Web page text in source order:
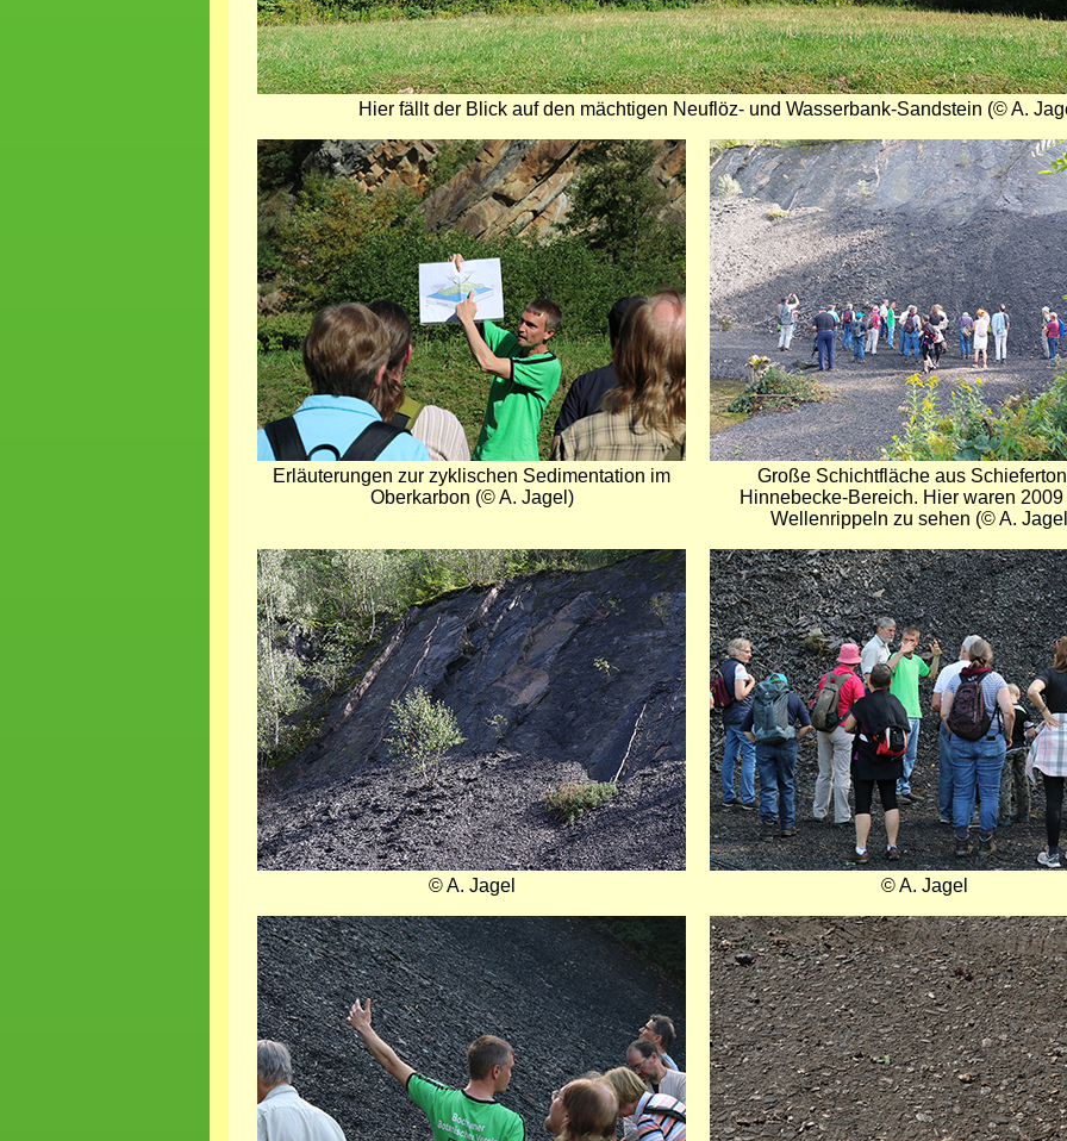
Hier fällt der Blick auf den mächtigen Neuflöz- und Wasserbank-Sandstein (© A.
Bild
Erläuterungen zur zyklischen Sedimentation im
Oberkarbon (© A. Jagel)
Bild
Große Schichtfläche aus
Hinnebecke-Bereich. Hier waren 2009
Wellenrippeln zu sehen (© A.
Bild
© A. Jagel
Bild
© A. Jagel
Bild
Bild